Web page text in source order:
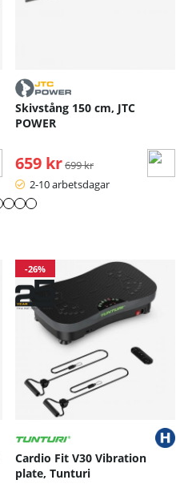
Skivstång 150 cm, JTC
POWER
659 kr Ordinarie pris:
699 kr
2-10 arbetsdagar
-26%
Cardio Fit V30 Vibration
plate, Tunturi